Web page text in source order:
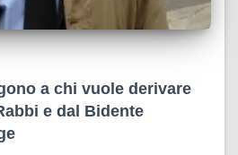
a chi vuole derivare
e dal Bidente